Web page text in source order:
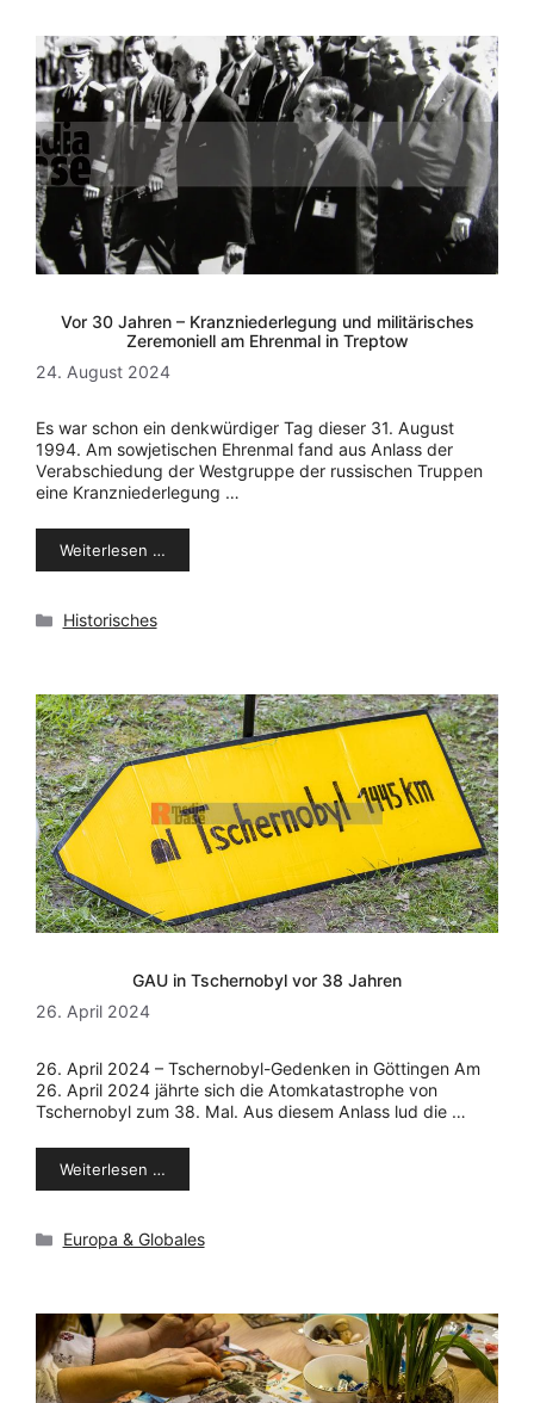
Vor 30 Jahren – Kranzniederlegung und militärisches
Zeremoniell am Ehrenmal in Treptow
24. August 2024
Es war schon ein denkwürdiger Tag dieser 31. August
1994. Am sowjetischen Ehrenmal fand aus Anlass der
Verabschiedung der Westgruppe der russischen Truppen
eine Kranzniederlegung …
Weiterlesen …
Kategorien
Historisches
GAU in Tschernobyl vor 38 Jahren
26. April 2024
26. April 2024 – Tschernobyl-Gedenken in Göttingen Am
26. April 2024 jährte sich die Atomkatastrophe von
Tschernobyl zum 38. Mal. Aus diesem Anlass lud die …
Weiterlesen …
Kategorien
Europa & Globales